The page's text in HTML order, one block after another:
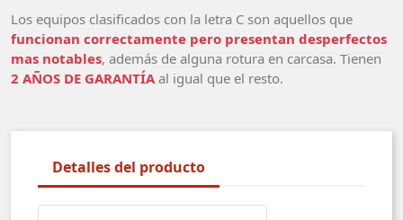
Los equipos clasificados con la letra C son aquellos que
funcionan correctamente pero presentan desperfectos
mas notables, además de alguna rotura en carcasa. Tienen
2 AÑOS DE GARANTÍA al igual que el resto.
Detalles del producto